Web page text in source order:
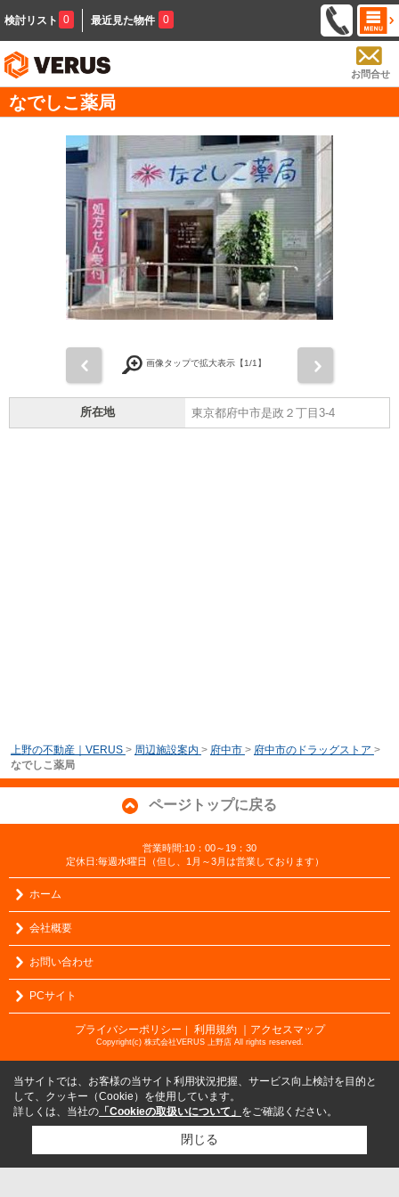
検討リスト 0 最近見た物件 0
お問合せ
なでしこ薬局
画像タップで拡大表示【1/1】
所在地 東京都府中市是政２丁目3-4
上野の不動産｜VERUS > 周辺施設案内 > 府中市 > 府中市のドラッグストア >
なでしこ薬局
ページトップに戻る
営業時間:10：00～19：30
定休日:毎週水曜日（但し、1月～3月は営業しております）
ホーム
会社概要
お問い合わせ
PCサイト
プライバシーポリシー ｜ 利用規約 ｜アクセスマップ
Copyright(c) 株式会社VERUS 上野店 All rights reserved.
当サイトでは、お客様の当サイト利用状況把握、サービス向上検討を目的と
して、クッキー（Cookie）を使用しています。
詳しくは、当社の 「Cookieの取扱いについて」 をご確認ください。
閉じる